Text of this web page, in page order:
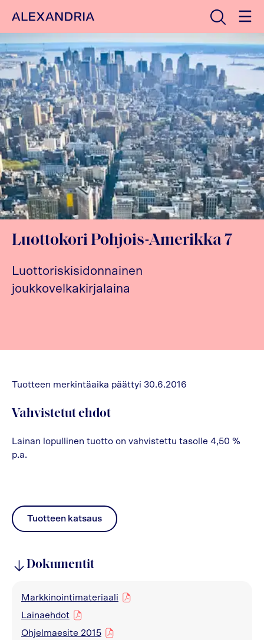
Etusivulle Avaa haku
Luottokori Pohjois-Amerikka 7
Luottoriskisidonnainen
joukkovelkakirjalaina
Tuotteen merkintäaika päättyi 30.6.2016
Vahvistetut ehdot
Lainan lopullinen tuotto on vahvistettu tasolle 4,50 %
p.a.
Tuotteen katsaus
pdf
Dokumentit
Markkinointimateriaali
pdf
Lainaehdot
pdf
Ohjelmaesite 2015
pdf